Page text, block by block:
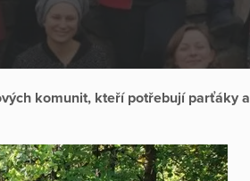
komunit, kteří potřebují parťáky a